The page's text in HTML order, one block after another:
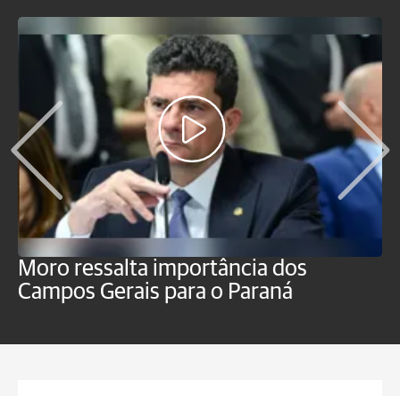
Moro ressalta importância dos
Campos Gerais para o Paraná